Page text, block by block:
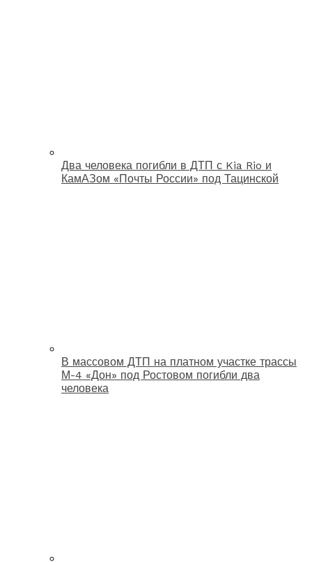
Два человека погибли в ДТП с Kia Rio и
КамАЗом «Почты России» под Тацинской
В массовом ДТП на платном участке трассы
М-4 «Дон» под Ростовом погибли два
человека